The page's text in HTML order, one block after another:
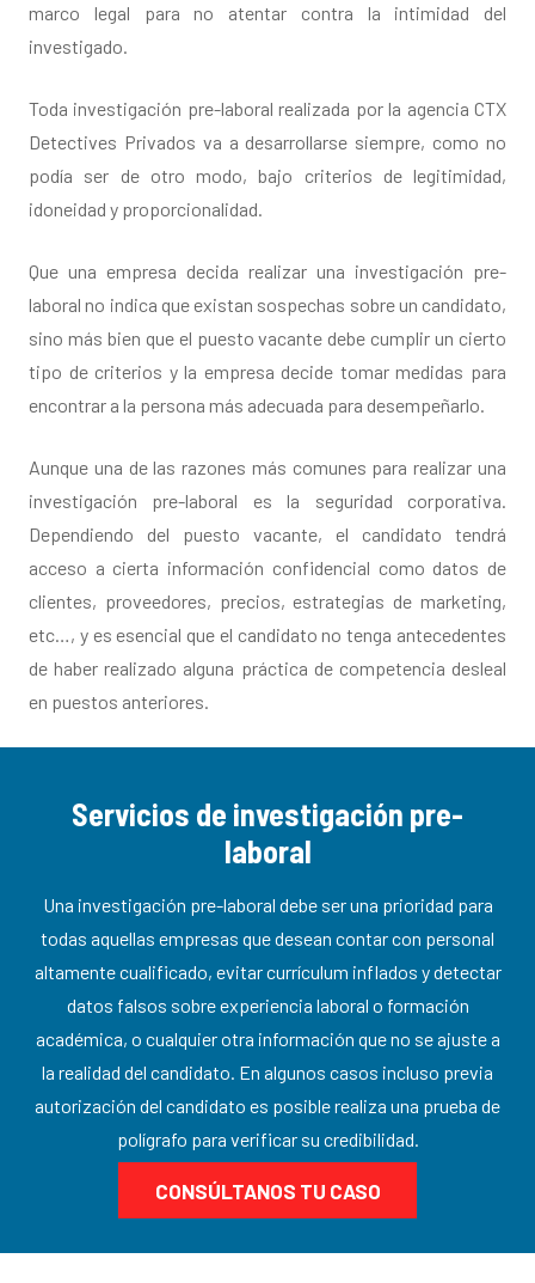
marco legal para no atentar contra la intimidad del
investigado.
Toda investigación pre-laboral realizada por la agencia CTX
Detectives Privados va a desarrollarse siempre, como no
podía ser de otro modo, bajo criterios de legitimidad,
idoneidad y proporcionalidad.
Que una empresa decida realizar una investigación pre-
laboral no indica que existan sospechas sobre un candidato,
sino más bien que el puesto vacante debe cumplir un cierto
tipo de criterios y la empresa decide tomar medidas para
encontrar a la persona más adecuada para desempeñarlo.
Aunque una de las razones más comunes para realizar una
investigación pre-laboral es la seguridad corporativa.
Dependiendo del puesto vacante, el candidato tendrá
acceso a cierta información confidencial como datos de
clientes, proveedores, precios, estrategias de marketing,
etc…, y es esencial que el candidato no tenga antecedentes
de haber realizado alguna práctica de competencia desleal
en puestos anteriores.
Servicios de investigación pre-
laboral
Una investigación pre-laboral debe ser una prioridad para
todas aquellas empresas que desean contar con personal
altamente cualificado, evitar currículum inflados y detectar
datos falsos sobre experiencia laboral o formación
académica, o cualquier otra información que no se ajuste a
la realidad del candidato. En algunos casos incluso previa
autorización del candidato es posible realiza una prueba de
polígrafo para verificar su credibilidad.
CONSÚLTANOS TU CASO